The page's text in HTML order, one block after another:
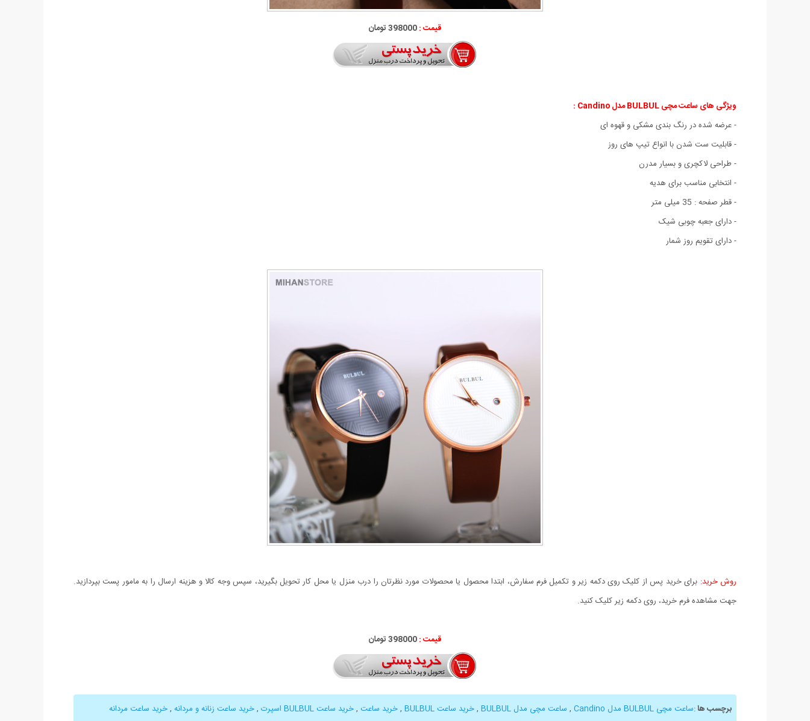
قیمت :398000 تومان
ویژگی های ساعت مچی BULBUL مدل Candino :
- عرضه شده در رنگ بندی مشکی و قهوه ای
- قابلیت ست شدن با انواع تیپ های روز
- طراحی لاکچری و بسیار مدرن
- انتخابی مناسب برای هدیه
- قطر صفحه : 35 میلی متر
- دارای جعبه چوبی شیک
- دارای تقویم روز شمار
روش خرید: برای خرید پس از کلیک روی دکمه زیر و تکمیل فرم سفارش، ابتدا محصول یا محصولات مورد نظرتان را درب منزل یا محل کار تحویل بگیرید، سپس وجه کالا و هزینه ارسال را به مامور پست بپردازید.
جهت مشاهده فرم خرید، روی دکمه زیر کلیک کنید.
قیمت :398000 تومان
برچسب ها:ساعت مچی BULBUL مدل Candino , ساعت مچی مدل BULBUL ,خرید ساعت BULBUL ,خرید ساعت ,خرید ساعت BULBUL اسپرت ,خرید ساعت زنانه و مردانه ,خرید ساعت مردانه